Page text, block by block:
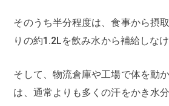
そのうち半分程度は、食事から摂
りの約1.2Lを飲み水から補給しな
そして、物流倉庫や工場で体を動
は、通常よりも多くの汗をかき水